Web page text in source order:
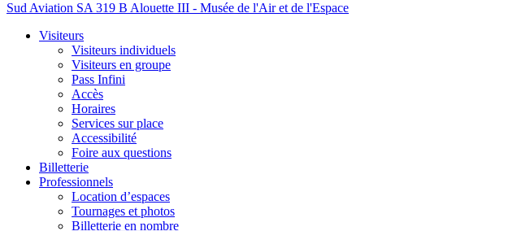
Sud Aviation SA 319 B Alouette III - Musée de l'Air et de l'Espace
Visiteurs
Visiteurs individuels
Visiteurs en groupe
Pass Infini
Accès
Horaires
Services sur place
Accessibilité
Foire aux questions
Billetterie
Professionnels
Location d’espaces
Tournages et photos
Billetterie en nombre